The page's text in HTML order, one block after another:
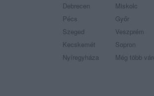
Debrecen
Pécs
Szeged
Kecskemét
Nyíregyháza
Miskolc
Győr
Veszprém
Sopron
Még több